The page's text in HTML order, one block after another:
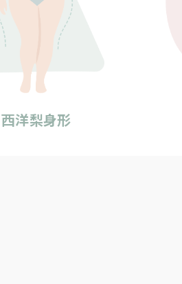
西洋梨身形